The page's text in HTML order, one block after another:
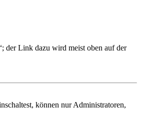
der Link dazu wird meist oben auf der
können nur Administratoren,